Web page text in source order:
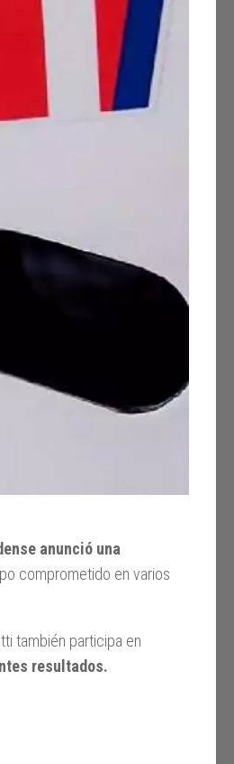
anunció una
comprometido en varios
también participa en
resultados.